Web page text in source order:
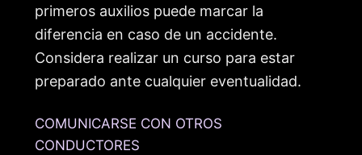
primeros auxilios puede marcar la
diferencia en caso de un accidente.
Considera realizar un curso para estar
preparado ante cualquier eventualidad.
COMUNICARSE CON OTROS
CONDUCTORES